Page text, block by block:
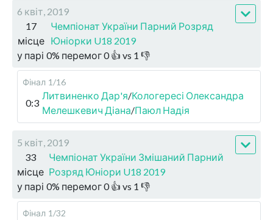
6 квіт, 2019
17
місце
Чемпіонат України Парний Розряд
Юніорки U18 2019
у парі 0% перемог0👍 vs 1 👎
Фінал 1/16
0:3
Литвиненко Дар'я/Кологересі Олександра
Мелешкевич Діана/Паюл Надія
5 квіт, 2019
33
місце
Чемпіонат України Змішаний Парний
Розряд Юніори U18 2019
у парі 0% перемог0👍 vs 1 👎
Фінал 1/32